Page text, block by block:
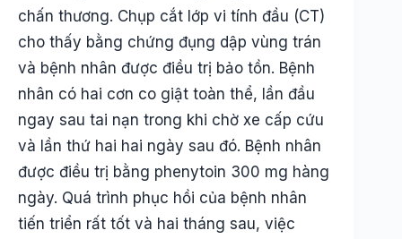
chấn thương. Chụp cắt lớp vi tính đầu (CT)
cho thấy bằng chứng đụng dập vùng trán
và bệnh nhân được điều trị bảo tồn. Bệnh
nhân có hai cơn co giật toàn thể, lần đầu
ngay sau tai nạn trong khi chờ xe cấp cứu
và lần thứ hai hai ngày sau đó. Bệnh nhân
được điều trị bằng phenytoin 300 mg hàng
ngày. Quá trình phục hồi của bệnh nhân
tiến triển rất tốt và hai tháng sau, việc